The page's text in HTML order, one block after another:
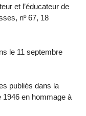
et l’éducateur de
nº 67, 18
le 11 septembre
publiés dans la
1946 en hommage à